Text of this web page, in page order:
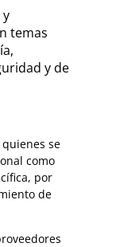
temas
y de
se
como
por
de